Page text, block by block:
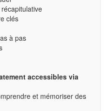
clés
à pas
accessibles via
et mémoriser des